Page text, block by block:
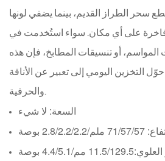
سحر الطراز القديم، بينما يضفي لونها
فاخرة على أي مكان. سواء استُخدمت في
المواسم، أو تنسيقات المطابخ، فإن هذه
حوّل التخزين اليومي إلى تعبير عن الأناقة
السعة: لا شيء
57/57 ملم
/2.8/2.2/2.2 بوصة
11.5/129.5 مم/
4.4/5.1 بوصة